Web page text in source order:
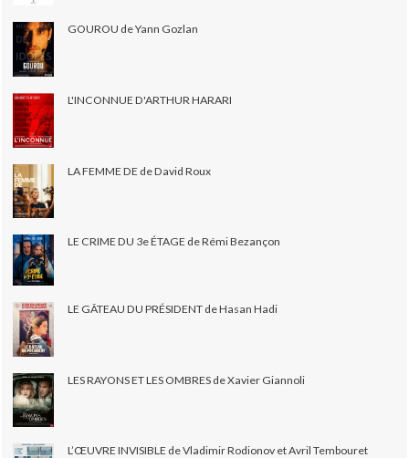
GOUROU de Yann Gozlan
L'INCONNUE D'ARTHUR HARARI
LA FEMME DE de David Roux
LE CRIME DU 3e ÉTAGE de Rémi Bezançon
LE GÂTEAU DU PRÉSIDENT de Hasan Hadi
LES RAYONS ET LES OMBRES de Xavier Giannoli
L’ŒUVRE INVISIBLE de Vladimir Rodionov et Avril Tembouret